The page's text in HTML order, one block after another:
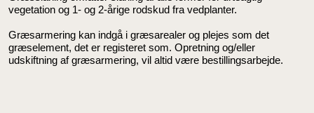
vegetation og 1- og 2-årige rodskud fra vedplanter.
Græsarmering kan indgå i græsarealer og plejes som det
græselement, det er registeret som. Opretning og/eller
udskiftning af græsarmering, vil altid være bestillingsarbejde.